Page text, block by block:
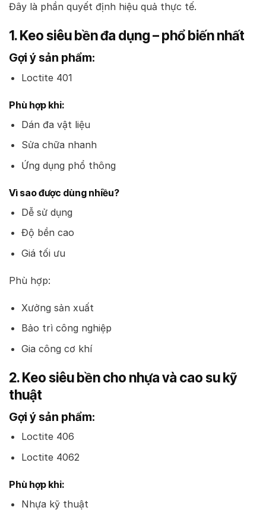
Đây là phần quyết định hiệu quả thực tế.
1. Keo siêu bền đa dụng – phổ biến nhất
Gợi ý sản phẩm:
Loctite 401
Phù hợp khi:
Dán đa vật liệu
Sửa chữa nhanh
Ứng dụng phổ thông
Vì sao được dùng nhiều?
Dễ sử dụng
Độ bền cao
Giá tối ưu
Phù hợp:
Xưởng sản xuất
Bảo trì công nghiệp
Gia công cơ khí
2. Keo siêu bền cho nhựa và cao su kỹ
thuật
Gợi ý sản phẩm:
Loctite 406
Loctite 4062
Phù hợp khi:
Nhựa kỹ thuật